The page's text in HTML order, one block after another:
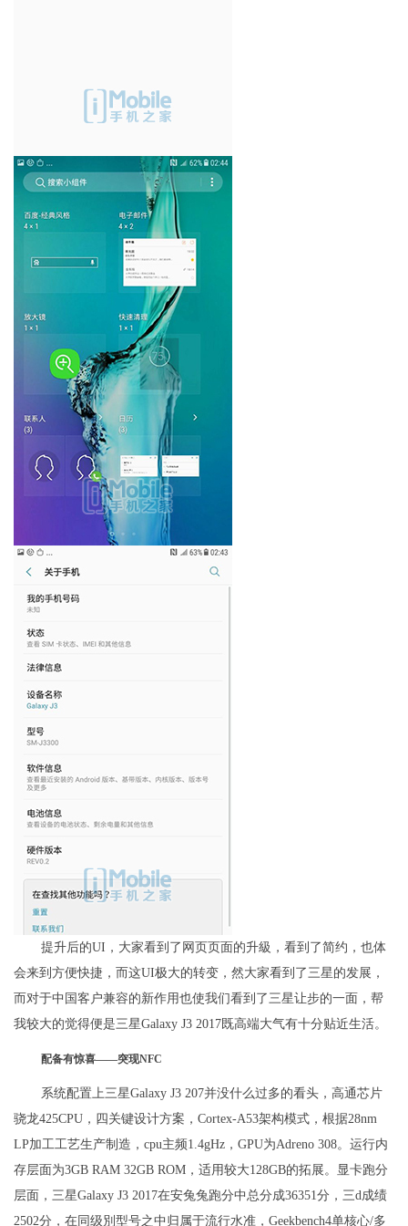
提升后的UI，大家看到了网页页面的升級，看到了简约，也体
会来到方便快捷，而这UI极大的转变，然大家看到了三星的发展，
而对于中国客户兼容的新作用也使我们看到了三星让步的一面，帮
我较大的觉得便是三星Galaxy J3 2017既高端大气有十分贴近生活。
配备有惊喜——突现NFC
系统配置上三星Galaxy J3 207并没什么过多的看头，高通芯片
骁龙425CPU，四关键设计方案，Cortex-A53架构模式，根据28nm
LP加工工艺生产制造，cpu主频1.4gHz，GPU为Adreno 308。运行内
存层面为3GB RAM 32GB ROM，适用较大128GB的拓展。显卡跑分
层面，三星Galaxy J3 2017在安兔兔跑分中总分成36351分，三d成绩
2502分，在同级別型号之中归属于流行水准，Geekbench4单核心/多